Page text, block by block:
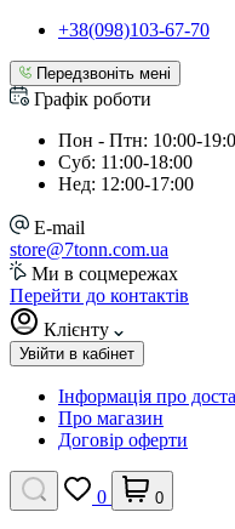
+38(098)103-67-70
Передзвоніть мені
Графік роботи
Пон - Птн: 10:00-
Суб: 11:00-18:00
Нед: 12:00-17:00
E-mail
store@7tonn.com.ua
Ми в соцмережах
Перейти до контактів
Клієнту
Увійти в кабінет
Інформація про
Про магазин
Договір оферти
0 0